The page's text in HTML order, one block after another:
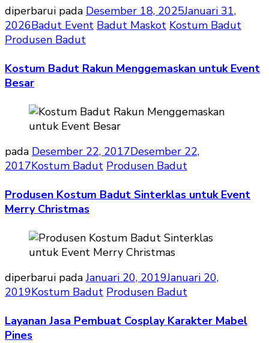
diperbarui pada Desember 18, 2025Januari 31,
2026Badut Event Badut Maskot Kostum Badut
Produsen Badut
Kostum Badut Rakun Menggemaskan untuk Event
Besar
pada Desember 22, 2017Desember 22,
2017Kostum Badut Produsen Badut
Produsen Kostum Badut Sinterklas untuk Event
Merry Christmas
diperbarui padaJanuari 20, 2019Januari 20,
2019Kostum Badut Produsen Badut
Layanan Jasa Pembuat Cosplay Karakter Mabel
Pines